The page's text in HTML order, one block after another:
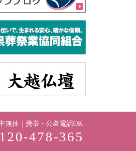
無休｜携帯・公衆電話OK
478-365